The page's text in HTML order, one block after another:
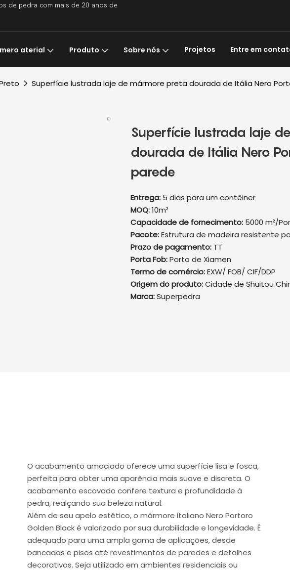
de pedra com mais de 20 anos de
aterial Produto Sobre nós Projetos Entre em
Superfície lustrada laje de mármore preta dourada de Itália Nero
Superfície lustrada laje
dourada de Itália Nero
parede
Entrega: 5 dias para um contêiner
MOQ:10m²
Capacidade de fornecimento: 5000 m²/
Pacote:Estrutura de madeira resistente
Prazo de pagamento: TT
Porta Fob:Porto de Xiamen
Termo de comércio:EXW/ FOB/ CIF/DDP
Origem do produto:Cidade de Shuitou
Marca:Superpedra
O acabamento amaciado oferece uma superfície lisa e fosca,
perfeita para obter uma aparência mais suave e discreta. O
acabamento escovado confere textura e profundidade à
pedra, realçando sua beleza natural.
Além de seu apelo estético, o mármore italiano Nero Portoro
Golden Black é valorizado por sua durabilidade e longevidade. É
adequado para uma ampla gama de aplicações, desde
bancadas e pisos até revestimentos de paredes e detalhes
decorativos. Seja utilizado em ambientes residenciais ou